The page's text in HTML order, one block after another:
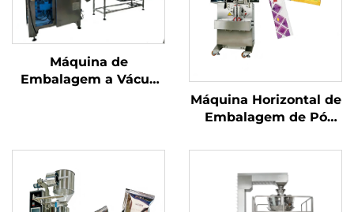
Máquina de
Embalagem a Vácuo
Máquina Horizontal de
Embalagem de Pó